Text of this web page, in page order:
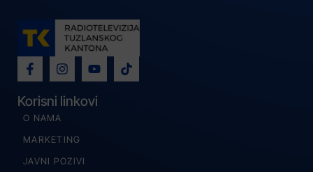
Korisni linkovi
O NAMA
MARKETING
JAVNI POZIVI